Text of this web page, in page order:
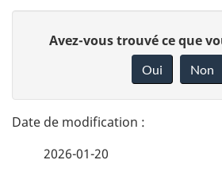
t
a
n
Avez-vous trouvé ce que
Oui Non
2026-01-20